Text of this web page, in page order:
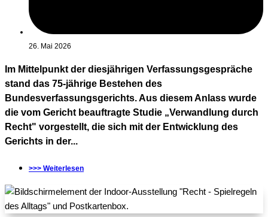
26. Mai 2026
Im Mittelpunkt der diesjährigen Verfassungsgespräche
stand das 75-jährige Bestehen des
Bundesverfassungsgerichts. Aus diesem Anlass wurde
die vom Gericht beauftragte Studie „Verwandlung durch
Recht" vorgestellt, die sich mit der Entwicklung des
Gerichts in der...
>>> Weiterlesen